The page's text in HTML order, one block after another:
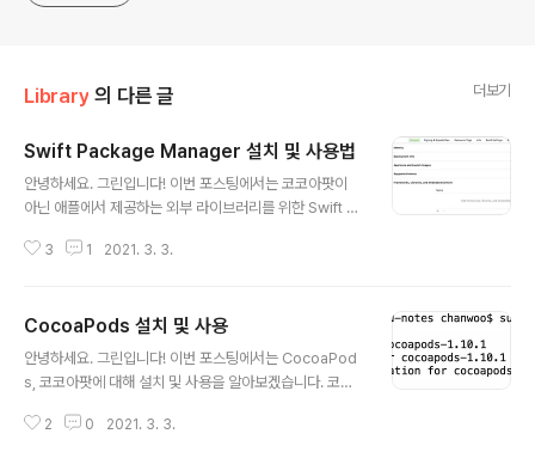
Library 의 다른 글 더보기
Swift Package Manager 설치 및 사용법
안녕하세요. 그린입니다! 이번 포스팅에서는 코코아팟이
아닌 애플에서 제공하는 외부 라이브러리를 위한 Swift P
을 알아보겠습니다. 1. 프로젝트 타켓 접근 -. Framewor
외부 라이브러리 주소 입력 -. 저는 Dropbox 라이브러리
를 가져와보겠습니다. 4. Version / Branch / Commit
옵션 선택 후 Next 5. 설치가 되면 아래 적용 라이브러리
에 생성이 된걸 확인하실 수 있습니다. 6. 프로젝트 파일에
3 1 2021. 3. 3.
CocoaPods 설치 및 사용
안녕하세요. 그린입니다! 이번 포스팅에서는 CocoaPod
s, 코코아팟에 대해 설치 및 사용을 알아보겠습니다. 코코
로 여러 라이브러리를 지니며 많은 앱에서 사용되고 있습
2 0 2021. 3. 3.